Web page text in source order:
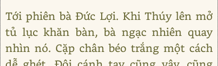
Tới phiên bà Đức Lợi. Khi Thúy lên mở
tủ lục khăn bàn, bà ngạc nhiên quay
nhìn nó. Cặp chân béo trắng một cách